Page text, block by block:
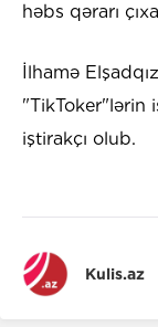
həbs qərarı
İlhamə
"TikToker"lərin
iştirakçı olub.
Kulis.az